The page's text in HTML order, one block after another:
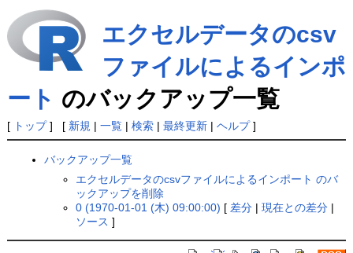
エクセルデータのcsv
ファイルによるインポ
ート のバックアップ一覧
[ トップ] [ 新規 | 一覧| 検索| 最終更新| ヘルプ]
バックアップ一覧
エクセルデータのcsvファイルによるインポート のバ
ックアップを削除
0 (1970-01-01 (木) 09:00:00) [ 差分 |現在との差分 |
ソース ]